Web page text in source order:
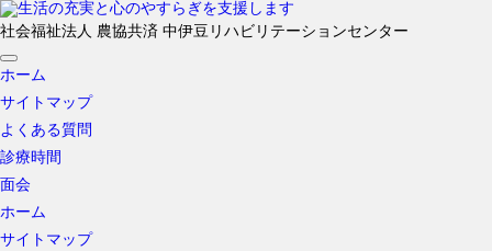
社会福祉法人 農協共済 中伊豆リハビリテーションセンター
ホーム
サイトマップ
よくある質問
診療時間
面会
ホーム
サイトマップ